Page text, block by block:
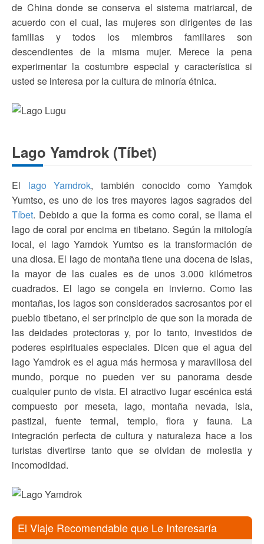
de China donde se conserva el sistema matriarcal, de
acuerdo con el cual, las mujeres son dirigentes de las
familias y todos los miembros familiares son
descendientes de la misma mujer. Merece la pena
experimentar la costumbre especial y característica si
usted se interesa por la cultura de minoría étnica.
Lago Yamdrok (Tíbet)
El lago Yamdrok, también conocido como Yamḍok
Yumtso, es uno de los tres mayores lagos sagrados del
Tíbet. Debido a que la forma es como coral, se llama el
lago de coral por encima en tibetano. Según la mitología
local, el lago Yamdok Yumtso es la transformación de
una diosa. El lago de montaña tiene una docena de islas,
la mayor de las cuales es de unos 3.000 kilómetros
cuadrados. El lago se congela en invierno. Como las
montañas, los lagos son considerados sacrosantos por el
pueblo tibetano, el ser principio de que son la morada de
las deidades protectoras y, por lo tanto, investidos de
poderes espirituales especiales. Dicen que el agua del
lago Yamdrok es el agua más hermosa y maravillosa del
mundo, porque no pueden ver su panorama desde
cualquier punto de vista. El atractivo lugar escénica está
compuesto por meseta, lago, montaña nevada, isla,
pastizal, fuente termal, templo, flora y fauna. La
integración perfecta de cultura y naturaleza hace a los
turistas divertirse tanto que se olvidan de molestia y
incomodidad.
El Viaje Recomendable que Le Interesaría